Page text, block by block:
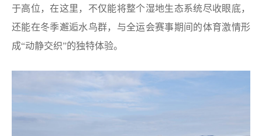
于高位，在这里，不仅能将整个湿地生态系统尽收眼底，
还能在冬季邂逅水鸟群，与全运会赛事期间的体育激情形
成“动静交织”的独特体验。